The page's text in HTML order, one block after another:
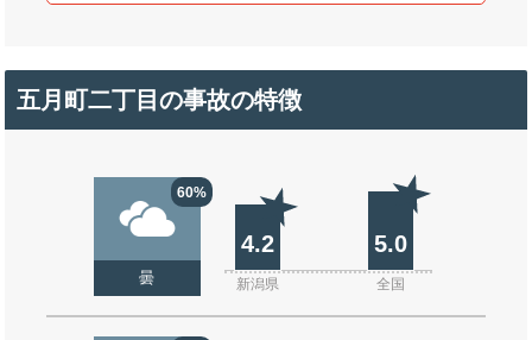
五月町二丁目の事故の特徴
60%
曇
4.2 5.0
新潟県 全国